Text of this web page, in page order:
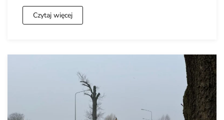
Czytaj więcej